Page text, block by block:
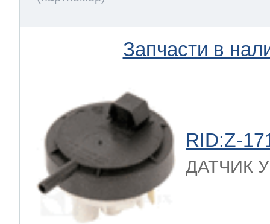
Запчасти в
RID:Z-
ДАТЧИК